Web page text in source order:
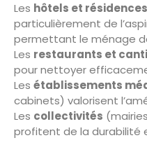
Les hôtels et
particulièrement de
permettant le ménage
Les restaurants et
pour nettoyer
Les établissements
cabinets) valorisent
Les collectivités
profitent de la durabilité